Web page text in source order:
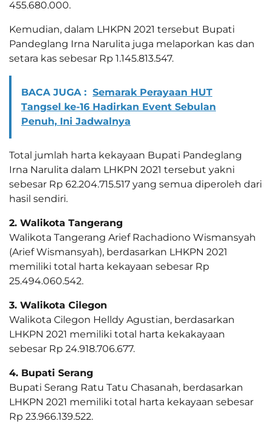
455.680.000.
Kemudian, dalam LHKPN 2021 tersebut Bupati
Pandeglang Irna Narulita juga melaporkan kas dan
setara kas sebesar Rp 1.145.813.547.
BACA JUGA : Semarak Perayaan HUT
Tangsel ke-16 Hadirkan Event Sebulan
Penuh, Ini Jadwalnya
Total jumlah harta kekayaan Bupati Pandeglang
Irna Narulita dalam LHKPN 2021 tersebut yakni
sebesar Rp 62.204.715.517 yang semua diperoleh dari
hasil sendiri.
2. Walikota Tangerang
Walikota Tangerang Arief Rachadiono Wismansyah
(Arief Wismansyah), berdasarkan LHKPN 2021
memiliki total harta kekayaan sebesar Rp
25.494.060.542.
3. Walikota Cilegon
Walikota Cilegon Helldy Agustian, berdasarkan
LHKPN 2021 memiliki total harta kekakayaan
sebesar Rp 24.918.706.677.
4. Bupati Serang
Bupati Serang Ratu Tatu Chasanah, berdasarkan
LHKPN 2021 memiliki total harta kekayaan sebesar
Rp 23.966.139.522.